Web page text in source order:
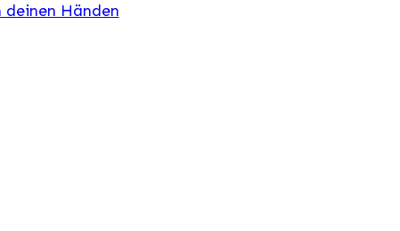
deinen Händen